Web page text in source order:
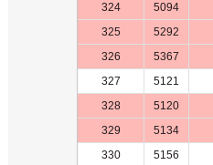
324
5094
325
5292
326
5367
327
5121
328
5120
329
5134
330
5156